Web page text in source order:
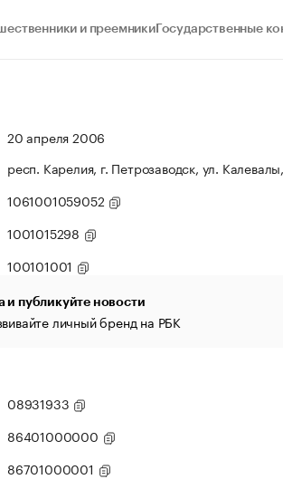
и преемникиГосударственные
20 апреля 2006
респ. Карелия, г. Петрозаводск, ул.
1061001059052
1001015298
100101001
и публикуйте новости
личный бренд на РБК
08931933
86401000000
86701000001